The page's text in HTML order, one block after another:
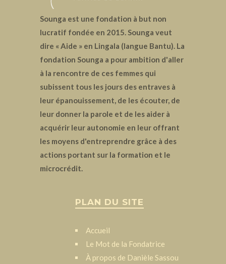
Sounga est une fondation à but non
lucratif fondée en 2015. Sounga veut
dire « Aide » en Lingala (langue Bantu). La
fondation Sounga a pour ambition d'aller
à la rencontre de ces femmes qui
subissent tous les jours des entraves à
leur épanouissement, de les écouter, de
leur donner la parole et de les aider à
acquérir leur autonomie en leur offrant
les moyens d'entreprendre grâce à des
actions portant sur la formation et le
microcrédit.
PLAN DU SITE
Accueil
Le Mot de la Fondatrice
À propos de Danièle Sassou